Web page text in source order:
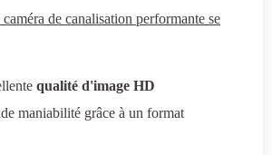
de canalisation performante se
qualité d'image HD
maniabilité grâce à un format